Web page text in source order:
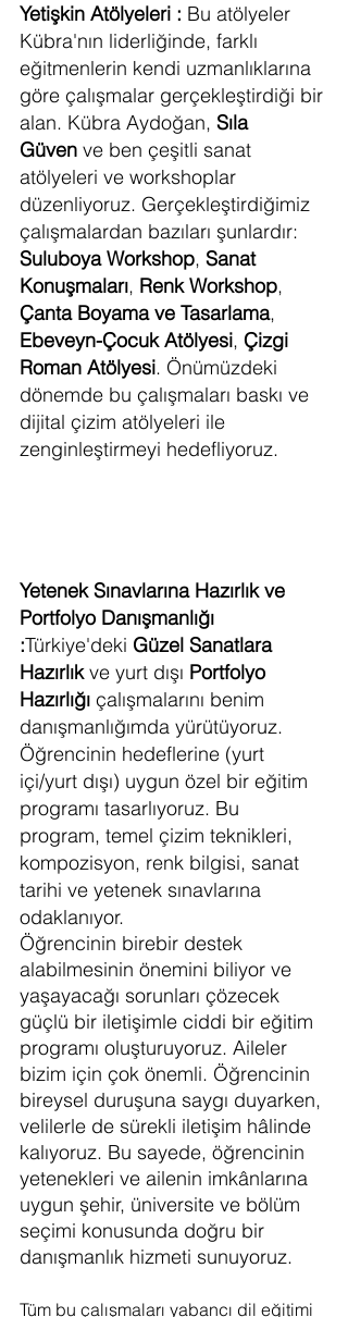
Yetişkin Atölyeleri : Bu atölyeler
Kübra'nın liderliğinde, farklı
eğitmenlerin kendi uzmanlıklarına
göre çalışmalar gerçekleştirdiği bir
alan. Kübra Aydoğan, Sıla
Güven ve ben çeşitli sanat
atölyeleri ve workshoplar
düzenliyoruz. Gerçekleştirdiğimiz
çalışmalardan bazıları şunlardır:
Suluboya Workshop, Sanat
Konuşmaları, Renk Workshop,
Çanta Boyama ve Tasarlama,
Ebeveyn-Çocuk Atölyesi, Çizgi
Roman Atölyesi. Önümüzdeki
dönemde bu çalışmaları baskı ve
dijital çizim atölyeleri ile
zenginleştirmeyi hedefliyoruz.
Yetenek Sınavlarına Hazırlık ve
Portfolyo Danışmanlığı
:Türkiye'deki Güzel Sanatlara
Hazırlık ve yurt dışı Portfolyo
Hazırlığı çalışmalarını benim
danışmanlığımda yürütüyoruz.
Öğrencinin hedeflerine (yurt
içi/yurt dışı) uygun özel bir eğitim
programı tasarlıyoruz. Bu
program, temel çizim teknikleri,
kompozisyon, renk bilgisi, sanat
tarihi ve yetenek sınavlarına
odaklanıyor.
Öğrencinin birebir destek
alabilmesinin önemini biliyor ve
yaşayacağı sorunları çözecek
güçlü bir iletişimle ciddi bir eğitim
programı oluşturuyoruz. Aileler
bizim için çok önemli. Öğrencinin
bireysel duruşuna saygı duyarken,
velilerle de sürekli iletişim hâlinde
kalıyoruz. Bu sayede, öğrencinin
yetenekleri ve ailenin imkânlarına
uygun şehir, üniversite ve bölüm
seçimi konusunda doğru bir
danışmanlık hizmeti sunuyoruz.
Tüm bu çalışmaları yabancı dil eğitimi